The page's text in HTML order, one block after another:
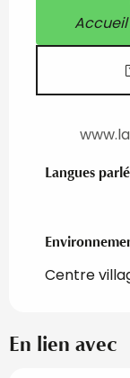
Accueil
Langues
Langues
Centre
En lien avec